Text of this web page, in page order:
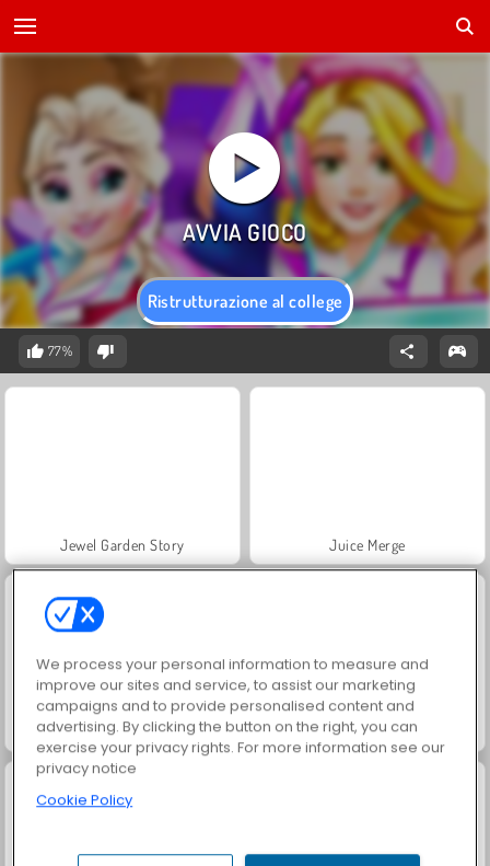
Ristrutturazione al college
77%
Jewel Garden Story Juice Merge
Grand Mahjong Connect
We process your personal information to measure and
improve our sites and service, to assist our marketing
campaigns and to provide personalised content and
advertising. By clicking the button on the right, you can
exercise your privacy rights. For more information see our
privacy notice
Cookie Policy